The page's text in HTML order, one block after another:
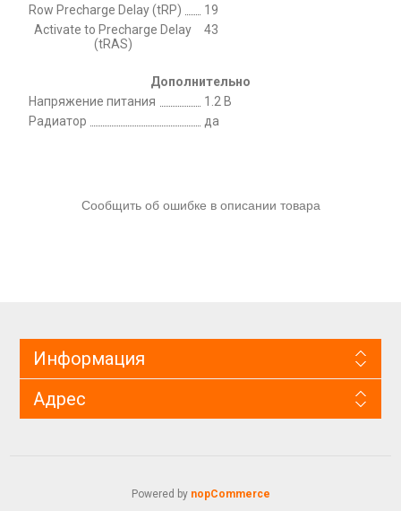
Row Precharge Delay (tRP)
19
Activate to Precharge Delay
(tRAS)
43
Дополнительно
Напряжение питания
1.2 В
Радиатор
да
Сообщить об ошибке в описании товара
Информация
Адрес
Powered by nopCommerce